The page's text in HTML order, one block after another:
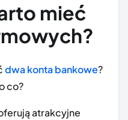
mieć
dwa konta bankowe?
co?
atrakcyjne